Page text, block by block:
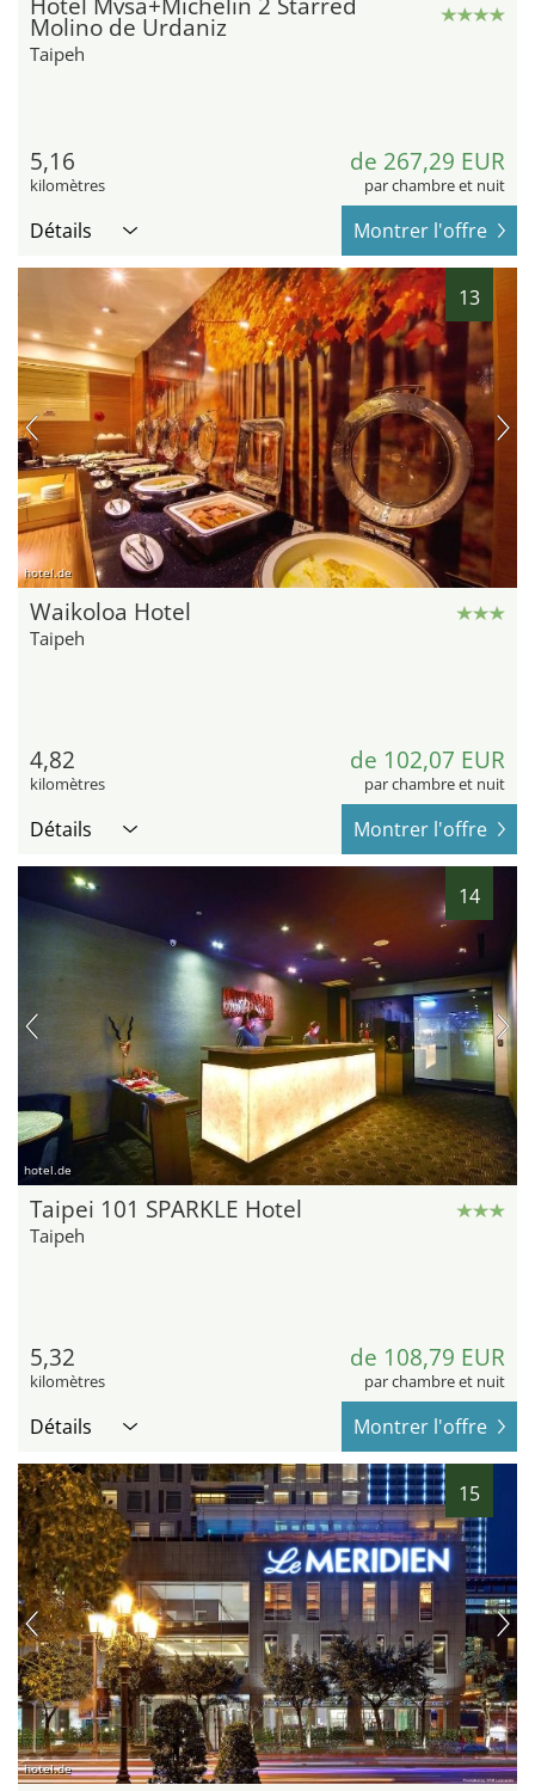
Molino de Urdaniz
Taipeh
5,16
kilomètres
de 267,29 EUR
par chambre et nuit
Détails Montrer l'offre
13
hotel.de
Waikoloa Hotel
Taipeh
4,82
kilomètres
de 102,07 EUR
par chambre et nuit
Détails Montrer l'offre
14
hotel.de
Taipei 101 SPARKLE Hotel
Taipeh
5,32
kilomètres
de 108,79 EUR
par chambre et nuit
Détails Montrer l'offre
15
hotel.de